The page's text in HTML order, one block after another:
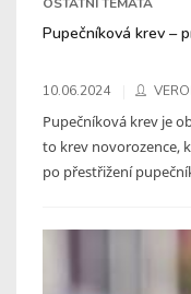
Pupečníková krev –
10.06.2024
Pupečníková krev je
to krev novorozence,
po přestřižení